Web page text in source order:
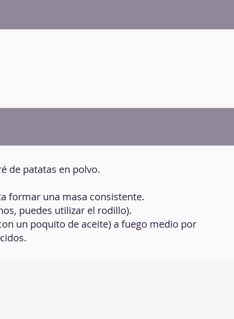
de patatas en polvo.
formar una masa consistente.
puedes utilizar el rodillo).
un poquito de aceite) a fuego medio por